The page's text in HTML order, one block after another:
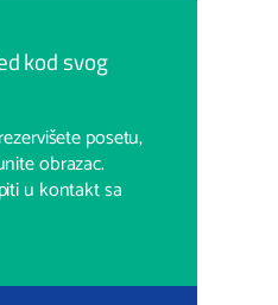
kod svog
posetu,
obrazac.
u kontakt sa